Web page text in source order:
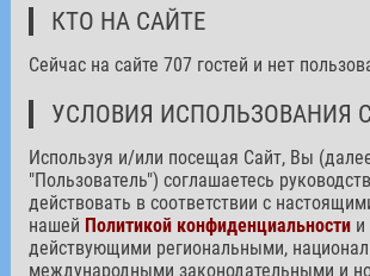
КТО НА САЙТЕ
Сейчас на сайте 707 гостей и нет
УСЛОВИЯ ИСПОЛЬЗОВАНИЯ
Используя и/или посещая Сайт, Вы
"Пользователь") соглашаетесь
действовать в соответствии с
нашей Политикой конфиденциальностии
действующими региональными,
международными законодательными и